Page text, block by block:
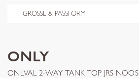
GRÖSSE & PASSFORM
ONLY
ONLVAL 2-WAY TANK TOP JRS NOOS